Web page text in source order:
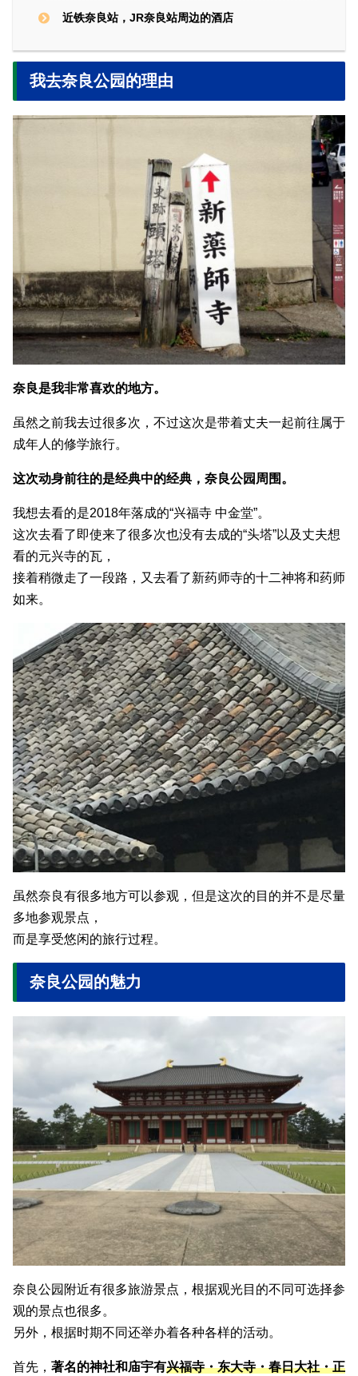
近铁奈良站，JR奈良站周边的酒店
我去奈良公园的理由
奈良是我非常喜欢的地方。
虽然之前我去过很多次，不过这次是带着丈夫一起前往属于
成年人的修学旅行。
这次动身前往的是经典中的经典，奈良公园周围。
我想去看的是2018年落成的“兴福寺 中金堂”。
这次去看了即使来了很多次也没有去成的“头塔”以及丈夫想
看的元兴寺的瓦，
接着稍微走了一段路，又去看了新药师寺的十二神将和药师
如来。
虽然奈良有很多地方可以参观，但是这次的目的并不是尽量
多地参观景点，
而是享受悠闲的旅行过程。
奈良公园的魅力
奈良公园附近有很多旅游景点，根据观光目的不同可选择参
观的景点也很多。
另外，根据时期不同还举办着各种各样的活动。
首先， 著名的神社和庙宇有兴福寺・东大寺・春日大社・正